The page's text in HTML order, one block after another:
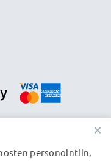
×
personointiin,